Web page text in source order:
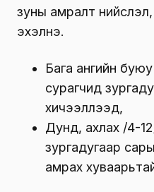
зуны амралт
эхэлнэ.
Бага ангийн
сурагчид
хичээллээд,
Дунд, ахлах /4-
зургадугаар
амрах